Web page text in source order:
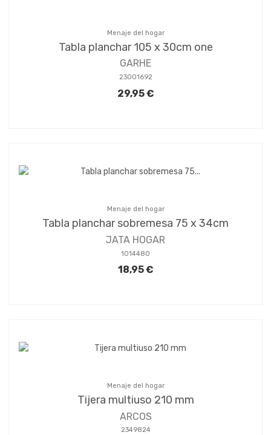
Menaje del hogar
Tabla planchar 105 x 30cm one
GARHE
23001692
29,95 €
Menaje del hogar
Tabla planchar sobremesa 75 x 34cm
JATA HOGAR
1014480
18,95 €
Menaje del hogar
Tijera multiuso 210 mm
ARCOS
2349824